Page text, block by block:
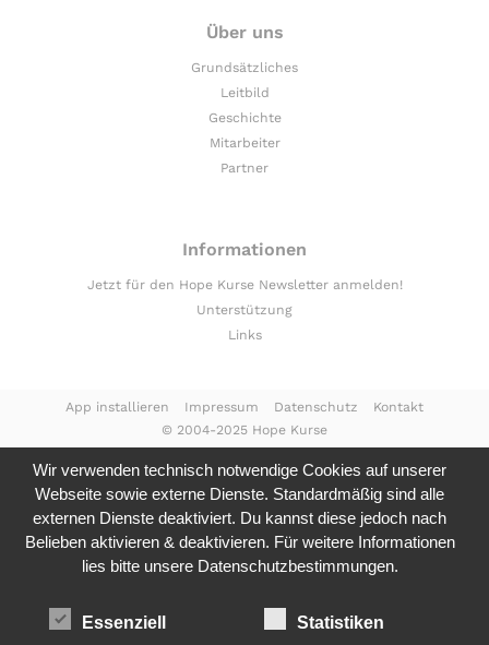
Über uns
Grundsätzliches
Leitbild
Geschichte
Mitarbeiter
Partner
Informationen
Jetzt für den Hope Kurse Newsletter anmelden!
Unterstützung
Links
© 2004-2025 Hope Kurse
App installieren Impressum Datenschutz Kontakt
Wir verwenden technisch notwendige Cookies auf unserer
Webseite sowie externe Dienste. Standardmäßig sind alle
externen Dienste deaktiviert. Du kannst diese jedoch nach
Belieben aktivieren & deaktivieren. Für weitere Informationen
lies bitte unsere Datenschutzbestimmungen.
Essenziell Statistiken